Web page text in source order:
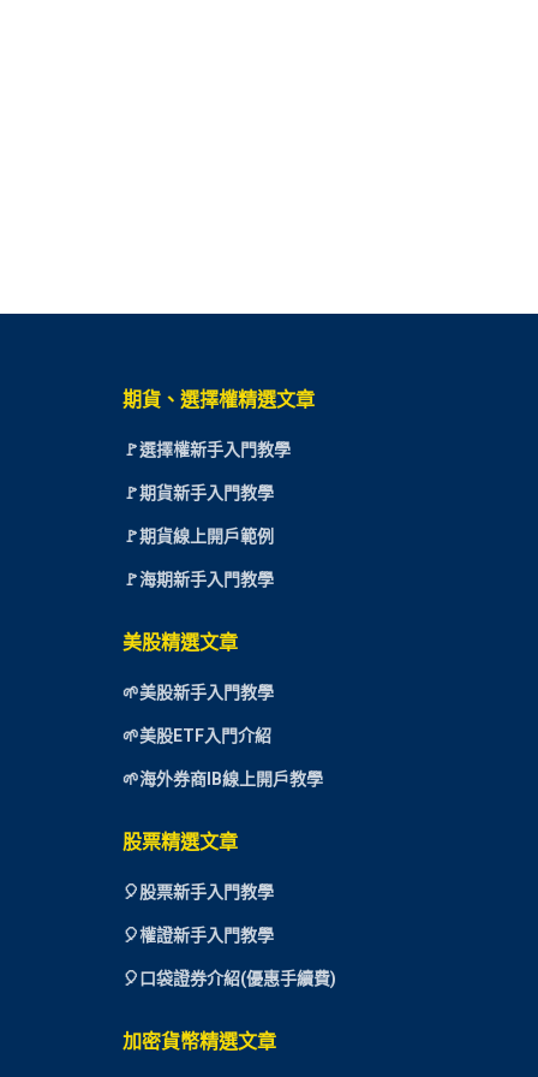
期貨、選擇權精選文章
🚩選擇權新手入門教學
🚩期貨新手入門教學
🚩期貨線上開戶範例
🚩海期新手入門教學
美股精選文章
🌱美股新手入門教學
🌱美股ETF入門介紹
🌱海外券商IB線上開戶教學
股票精選文章
🎈股票新手入門教學
🎈權證新手入門教學
🎈口袋證券介紹(優惠手續費)
加密貨幣精選文章